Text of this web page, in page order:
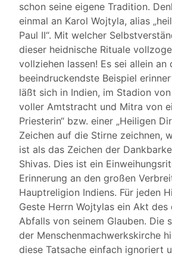
schon seine eigene Tradition.
einmal an Karol Wojtyla, alias
Paul II“. Mit welcher
dieser heidnische Rituale
vollziehen lassen! Es sei allein an
beeindruckendste Beispiel
läßt sich in Indien, im Stadion
voller Amtstracht und Mitra von
Priesterin“ bzw. einer „Heiligen
Zeichen auf die Stirne zeichnen,
ist als das Zeichen der
Shivas. Dies ist ein
Erinnerung an den großen
Hauptreligion Indiens. Für jeden
Geste Herrn Wojtylas ein Akt
Abfalls von seinem Glauben. Die
der Menschenmachwerkskirche
diese Tatsache einfach ignoriert